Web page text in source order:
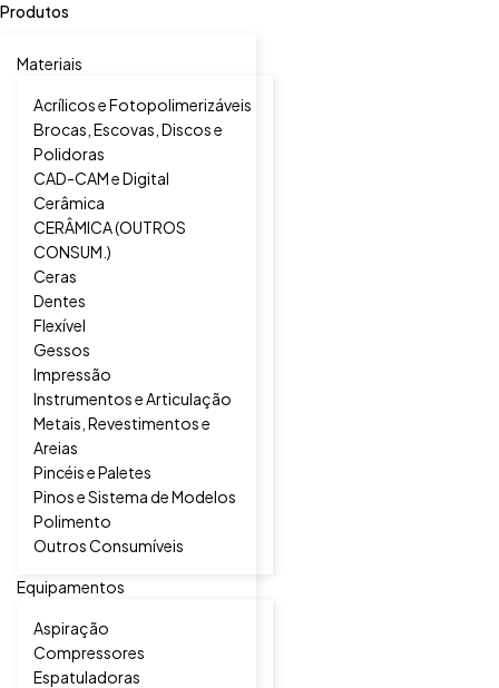
Produtos
Materiais
Acrílicos e Fotopolimerizáveis
Brocas, Escovas, Discos e
Polidoras
CAD-CAM e Digital
Cerâmica
CERÂMICA (OUTROS
CONSUM.)
Ceras
Dentes
Flexível
Gessos
Impressão
Instrumentos e Articulação
Metais, Revestimentos e
Areias
Pincéis e Paletes
Pinos e Sistema de Modelos
Polimento
Outros Consumíveis
Equipamentos
Aspiração
Compressores
Espatuladoras